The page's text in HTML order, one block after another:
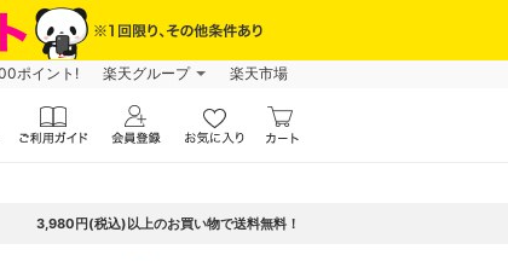
ポイント! 楽天グループ 楽天市場
3,980円(税込)以上のお買い物で送料無料！